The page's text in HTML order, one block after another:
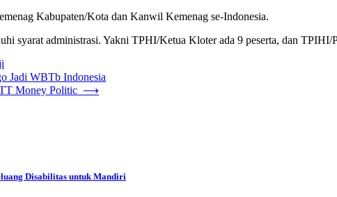
Kabupaten/Kota dan Kanwil Kemenag se-Indonesia.
syarat administrasi. Yakni TPHI/Ketua Kloter ada 9 peserta, dan
Jadi WBTb Indonesia
Money Politic ⟶
Disabilitas untuk Mandiri